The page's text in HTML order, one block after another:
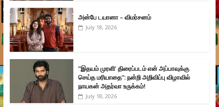
அன்பே டயானா – விமர்சனம்
July 18, 2026
”இதயம் முரளி’ திரைப்படம் என் அப்பாவுக்கு
செய்த மரியாதை”: நன்றி அறிவிப்பு விழாவில்
நாயகன் அதர்வா உருக்கம்!
July 18, 2026